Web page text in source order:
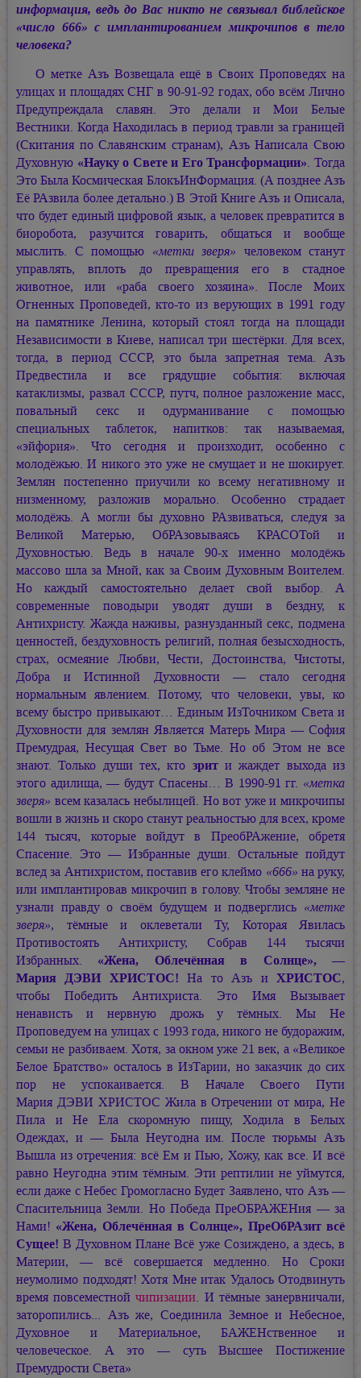
информация, ведь до Вас никто не связывал библейское
«число 666» с имплантированием микрочипов в тело
человека?
О метке Азъ Возвещала ещё в Своих Проповедях на
улицах и площадях СНГ в 90-91-92 годах, обо всём Лично
Предупреждала славян. Это делали и Мои Белые
Вестники. Когда Находилась в период травли за границей
(Скитания по Славянским странам), Азъ Написала Свою
Духовную «Науку о Свете и Его Трансформации». Тогда
Это Была Космическая БлокъИнФормация. (А позднее Азъ
Её РАзвила более детально.) В Этой Книге Азъ и Описала,
что будет единый цифровой язык, а человек превратится в
биоробота, разучится говарить, общаться и вообще
мыслить. С помощью «метки зверя» человеком станут
управлять, вплоть до превращения его в стадное
животное, или «раба своего хозяина». После Моих
Огненных Проповедей, кто-то из верующих в 1991 году
на памятнике Ленина, который стоял тогда на площади
Независимости в Киеве, написал три шестёрки. Для всех,
тогда, в период СССР, это была запретная тема. Азъ
Предвестила и все грядущие события: включая
катаклизмы, развал СССР, путч, полное разложение масс,
повальный секс и одурманивание с помощью
специальных таблеток, напитков: так называемая,
«эйфория». Что сегодня и произходит, особенно с
молодёжью. И никого это уже не смущает и не шокирует.
Землян постепенно приучили ко всему негативному и
низменному, разложив морально. Особенно страдает
молодёжь. А могли бы духовно РАзвиваться, следуя за
Великой Матерью, ОбРАзовываясь КРАСОТой и
Духовностью. Ведь в начале 90-х именно молодёжь
массово шла за Мной, как за Своим Духовным Воителем.
Но каждый самостоятельно делает свой выбор. А
современные поводыри уводят души в бездну, к
Антихристу. Жажда наживы, разнузданный секс, подмена
ценностей, бездуховность религий, полная безысходность,
страх, осмеяние Любви, Чести, Достоинства, Чистоты,
Добра и Истинной Духовности — стало сегодня
нормальным явлением. Потому, что человеки, увы, ко
всему быстро привыкают… Единым ИзТочником Света и
Духовности для землян Является Матерь Мира — София
Премудрая, Несущая Свет во Тьме. Но об Этом не все
знают. Только души тех, кто зрити жаждет выхода из
этого адилища, — будут Спасены… В 1990-91 гг. «метка
зверя» всем казалась небылицей. Но вот уже и микрочипы
вошли в жизнь и скоро станут реальностью для всех, кроме
144 тысяч, которые войдут в ПреобРАжение, обретя
Спасение. Это — Избранные души. Остальные пойдут
вслед за Антихристом, поставив его клеймо «666» на руку,
или имплантировав микрочип в голову. Чтобы земляне не
узнали правду о своём будущем и подверглись «метке
зверя», тёмные и оклеветали Ту, Которая Явилась
Противостоять Антихристу, Собрав 144 тысячи
Избранных. «Жена, Облечённая в Солнце», —
Мария ДЭВИ ХРИСТОС! На то Азъ иХРИСТОС,
чтобы Победить Антихриста. Это Имя Вызывает
ненависть и нервную дрожь у тёмных. Мы Не
Проповедуем на улицах с 1993 года, никого не будоражим,
семьи не разбиваем. Хотя, за окном уже 21 век, а «Великое
Белое Братство» осталось в ИзТарии, но заказчик до сих
пор не успокаивается. В Начале Своего Пути
Мария ДЭВИ ХРИСТОС Жила в Отречении от мира, Не
Пила и Не Ела скоромную пищу, Ходила в Белых
Одеждах, и — Была Неугодна им. После тюрьмы Азъ
Вышла из отречения: всё Ем и Пью, Хожу, как все. И всё
равно Неугодна этим тёмным. Эти рептилии не уймутся,
если даже с Небес Громогласно Будет Заявлено, что Азъ —
Спасительница Земли. Но Победа ПреОБРАЖЕНия — за
Нами! «Жена, Облечённая в Солнце», ПреОбРАзит всё
Сущее! В Духовном Плане Всё уже Созиждено, а здесь, в
Материи, — всё совершается медленно. Но Сроки
неумолимо подходят! Хотя Мне итак Удалось Отодвинуть
время повсеместнойчипизации. И тёмные занервничали,
заторопились... Азъ же, Соединила Земное и Небесное,
Духовное и Материальное, БАЖЕНственное и
человеческое. А это — суть Высшее Постижение
Премудрости Света»